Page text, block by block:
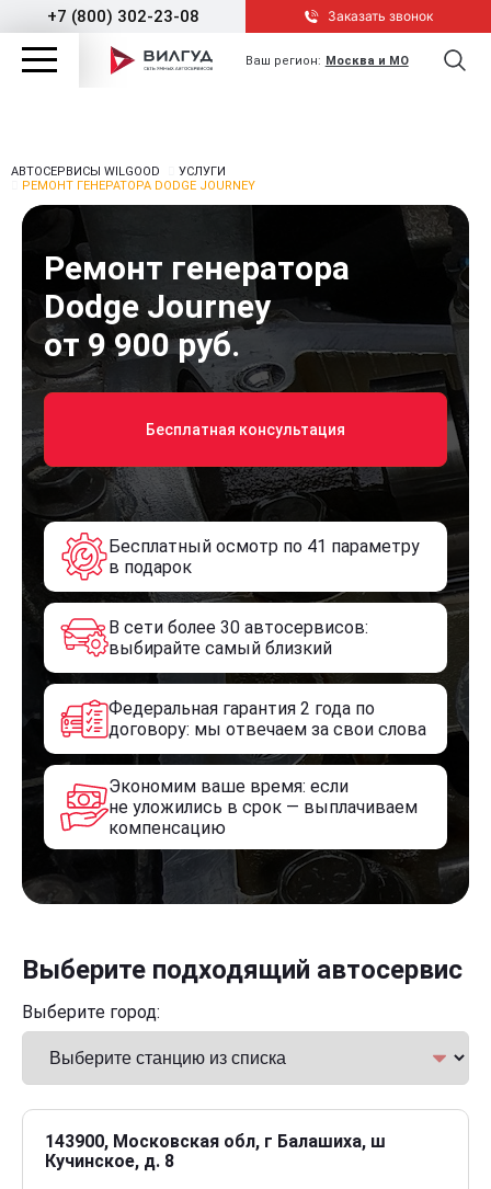
+7 (800) 302-23-08 Заказать звонок
Ваш регион: Москва и МО
АВТОСЕРВИСЫ WILGOOD
УСЛУГИ
РЕМОНТ ГЕНЕРАТОРА DODGE JOURNEY
Ремонт генератора
Dodge Journey
от 9 900 руб.
Бесплатная консультация
Бесплатный осмотр по 41 параметру
в подарок
В сети более 30 автосервисов:
выбирайте самый близкий
Федеральная гарантия 2 года по
договору: мы отвечаем за свои слова
Экономим ваше время: если
не уложились в срок — выплачиваем
компенсацию
Выберите подходящий автосервис
Выберите город:
143900, Московская обл, г Балашиха, ш
Кучинское, д. 8